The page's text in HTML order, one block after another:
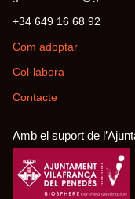
29 86 61 946 43+
Com adoptar
Col·labora
Contacte
Amb el suport de